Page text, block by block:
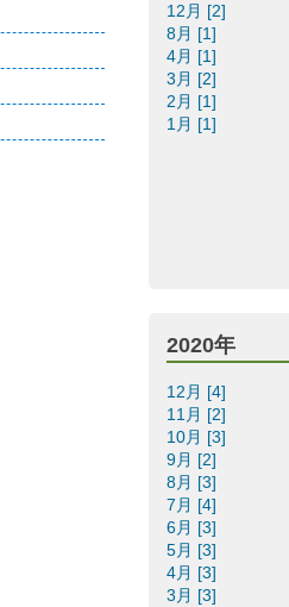
12月 [2]
8月 [1]
4月 [1]
3月 [2]
2月 [1]
1月 [1]
2020年
12月 [4]
11月 [2]
10月 [3]
9月 [2]
8月 [3]
7月 [4]
6月 [3]
5月 [3]
4月 [3]
3月 [3]